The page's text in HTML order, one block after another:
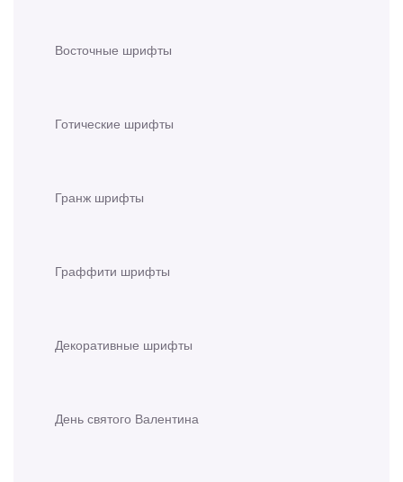
Восточные шрифты
Готические шрифты
Гранж шрифты
Граффити шрифты
Декоративные шрифты
День святого Валентина